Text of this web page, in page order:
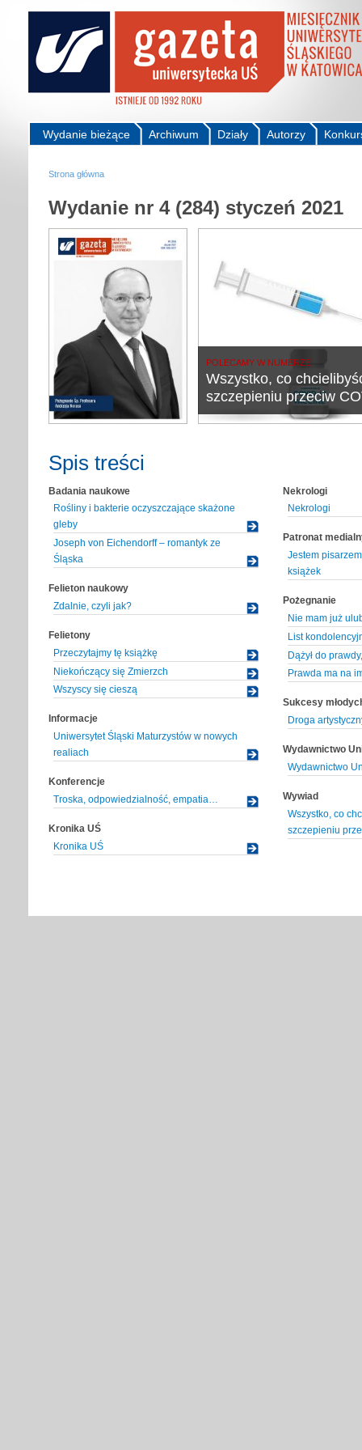
Autorzy
Działy
Archiwum
Wydanie bieżące
Strona główna
Wydanie nr 4 (284) styczeń 2021
POLECAMY W NUMERZE
Wszystko, co
szczepieniu przeciw
Spis treści
Badania naukowe
Rośliny i bakterie oczyszczające skażone
gleby
Joseph von Eichendorff – romantyk ze
Śląska
Felieton naukowy
Zdalnie, czyli jak?
Felietony
Przeczytajmy tę książkę
Niekończący się Zmierzch
Wszyscy się cieszą
Informacje
Uniwersytet Śląski Maturzystów w nowych
realiach
Konferencje
Troska, odpowiedzialność, empatia…
Kronika UŚ
Kronika UŚ
Nekrologi
Nekrologi
Patronat
Jestem
książek
Pożegnanie
Nie mam już
List
Dążył do
Prawda ma na
Sukcesy
Droga
Wydawnictwo
Wydawnictwo
Wywiad
Wszystko, co
szczepieniu